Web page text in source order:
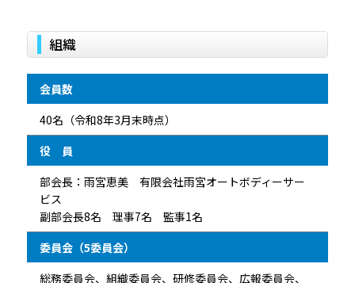
組織
会員数
40名（令和8年3月末時点）
役 員
部会長：雨宮恵美 有限会社雨宮オートボディーサー
ビス
副部会長8名 理事7名 監事1名
委員会（5委員会）
総務委員会、組織委員会、研修委員会、広報委員会、